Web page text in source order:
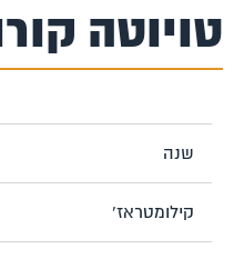
טויוטה
שנה
קילומטראז’